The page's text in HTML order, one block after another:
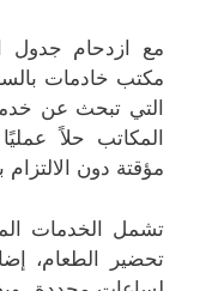
مع ازدحام جدول
مكتب خادمات
التي تبحث عن
المكاتب حلاً
مؤقتة دون
تشمل الخدمات
تحضير الطعام،